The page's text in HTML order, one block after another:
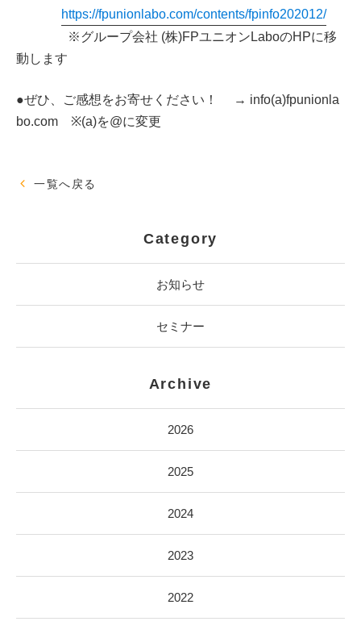
https://fpunionlabo.com/contents/fpinfo202012/
※グループ会社 (株)FPユニオンLaboのHPに移
動します
●ぜひ、ご感想をお寄せください！ → info(a)fpunionla
bo.com ※(a)を@に変更
一覧へ戻る
Category
お知らせ
セミナー
Archive
2026
2025
2024
2023
2022